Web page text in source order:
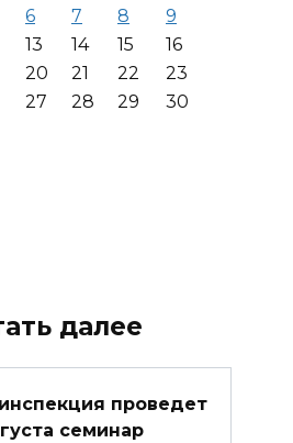
6 7 8
9
13 14 15
16
20 21 22
23
27 28 29
30
далее
проведет
семинар